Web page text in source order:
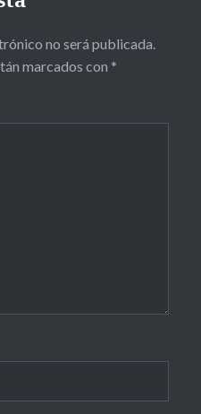
no será publicada.
marcados con *